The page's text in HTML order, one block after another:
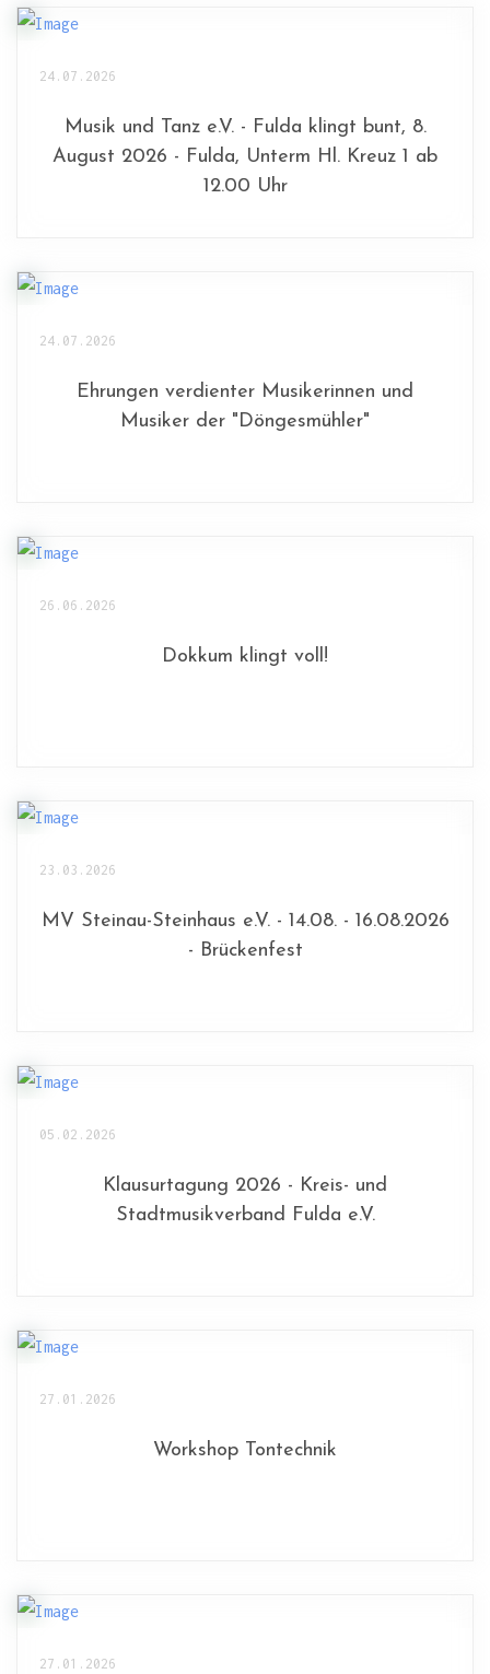
24.07.2026
Musik und Tanz e.V. - Fulda klingt bunt, 8.
August 2026 - Fulda, Unterm Hl. Kreuz 1 ab
12.00 Uhr
24.07.2026
Ehrungen verdienter Musikerinnen und
Musiker der "Döngesmühler"
26.06.2026
Dokkum klingt voll!
23.03.2026
MV Steinau-Steinhaus e.V. - 14.08. - 16.08.2026
- Brückenfest
05.02.2026
Klausurtagung 2026 - Kreis- und
Stadtmusikverband Fulda e.V.
27.01.2026
Workshop Tontechnik
27.01.2026